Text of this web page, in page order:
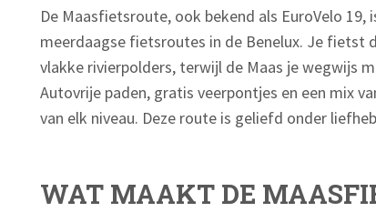
De Maasfietsroute, ook bekend als EuroVelo
meerdaagse fietsroutes in de Benelux. Je fietst
vlakke rivierpolders, terwijl de Maas je wegwijs
Autovrije paden, gratis veerpontjes en een mix
van elk niveau. Deze route is geliefd onder
WAT MAAKT DE